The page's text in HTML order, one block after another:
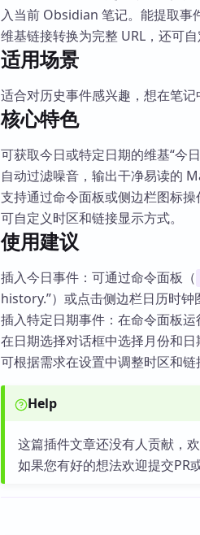
入当前 Obsidian 笔记。能提取事
维基链接转换为完整 URL，还可自
适用场景
适合对历史事件感兴趣，想在笔记
核心特色
可获取今日或特定日期的维基“今日
自动过滤噪音，输出干净易读的
支持通过命令面板或侧边栏图标操
可自定义时区和链接显示方式。
使用建议
插入今日事件：可通过命令面板（
history.”）或点击侧边栏日历时钟
插入特定日期事件：在命令面板
在日期选择对话框中选择月份和日
可根据需求在设置中调整时区和链
Help
这篇插件文章还没有人贡献，欢
如果您有好的想法欢迎提交PR